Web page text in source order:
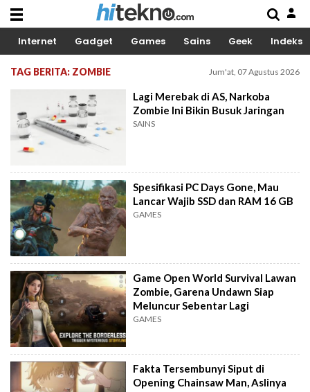
Internet Gadget Games Sains Geek Indeks
TAG BERITA: ZOMBIE Jum'at, 07 Agustus 2026
Lagi Merebak di AS, Narkoba
Zombie Ini Bikin Busuk Jaringan
SAINS
Spesifikasi PC Days Gone, Mau
Lancar Wajib SSD dan RAM 16 GB
GAMES
Game Open World Survival Lawan
Zombie, Garena Undawn Siap
Meluncur Sebentar Lagi
GAMES
Fakta Tersembunyi Siput di
Opening Chainsaw Man, Aslinya